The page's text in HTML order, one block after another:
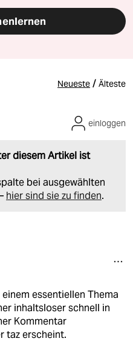
Neueste / Älteste
diesem Artikel ist
bei ausgewählten
hier sind sie zu finden.
einloggen
essentiellen Thema
inhaltsloser schnell in
Kommentar
taz erscheint.